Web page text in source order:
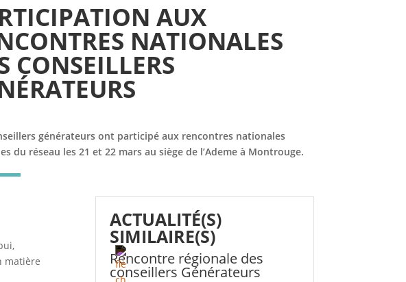
AUX
NATIONALES
CONSEILLERS
générateurs ont participé aux rencontres nationales
du réseau les 21 et 22 mars au siège de l’Ademe à Montrouge.
matière
ACTUALITÉ(S)
SIMILAIRE(S)
Rencontre régionale des
conseillers Générateurs